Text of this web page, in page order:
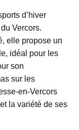
d’hiver
Vercors.
elle propose un
idéal pour les
son
sur les
en-Vercors
la variété de ses